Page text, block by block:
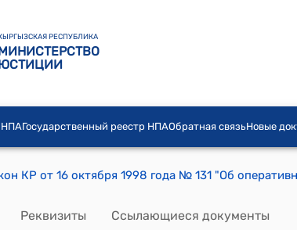
РЕСПУБЛИКА
НПАГосударственный реестр НПАОбратная связьНовые
Реквизиты Ссылающиеся документы